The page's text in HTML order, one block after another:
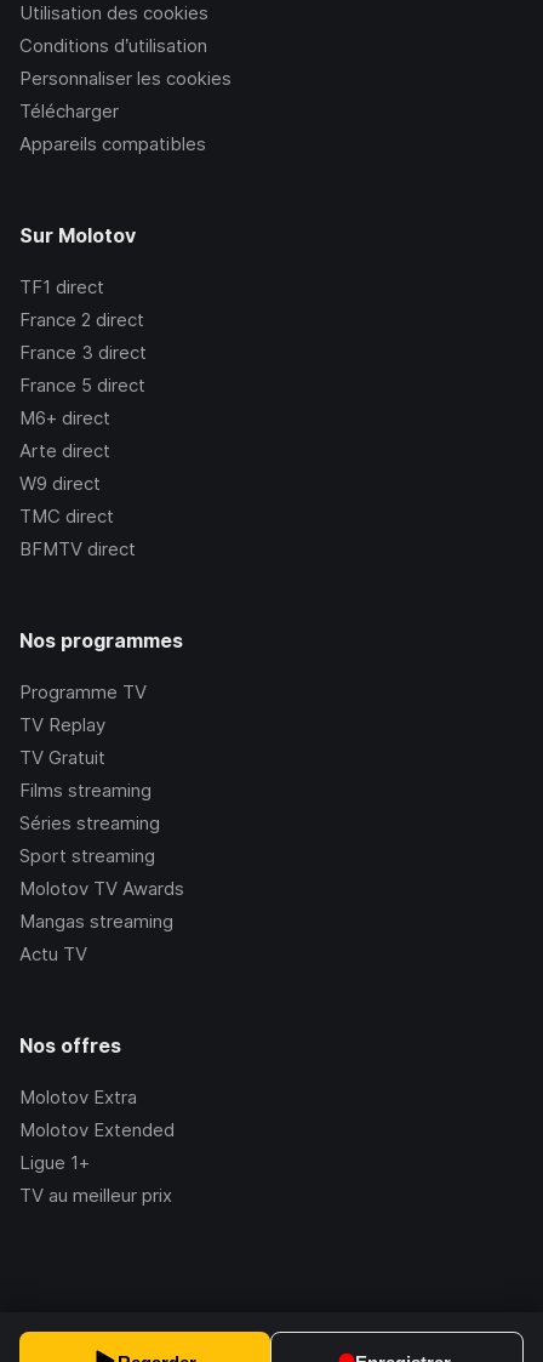
Utilisation des cookies
Conditions d’utilisation
Personnaliser les cookies
Télécharger
Appareils compatibles
Sur Molotov
TF1 direct
France 2 direct
France 3 direct
France 5 direct
M6+ direct
Arte direct
W9 direct
TMC direct
BFMTV direct
Nos programmes
Programme TV
TV Replay
TV Gratuit
Films streaming
Séries streaming
Sport streaming
Molotov TV Awards
Mangas streaming
Actu TV
Nos offres
Molotov Extra
Molotov Extended
Ligue 1+
TV au meilleur prix
2.228.1